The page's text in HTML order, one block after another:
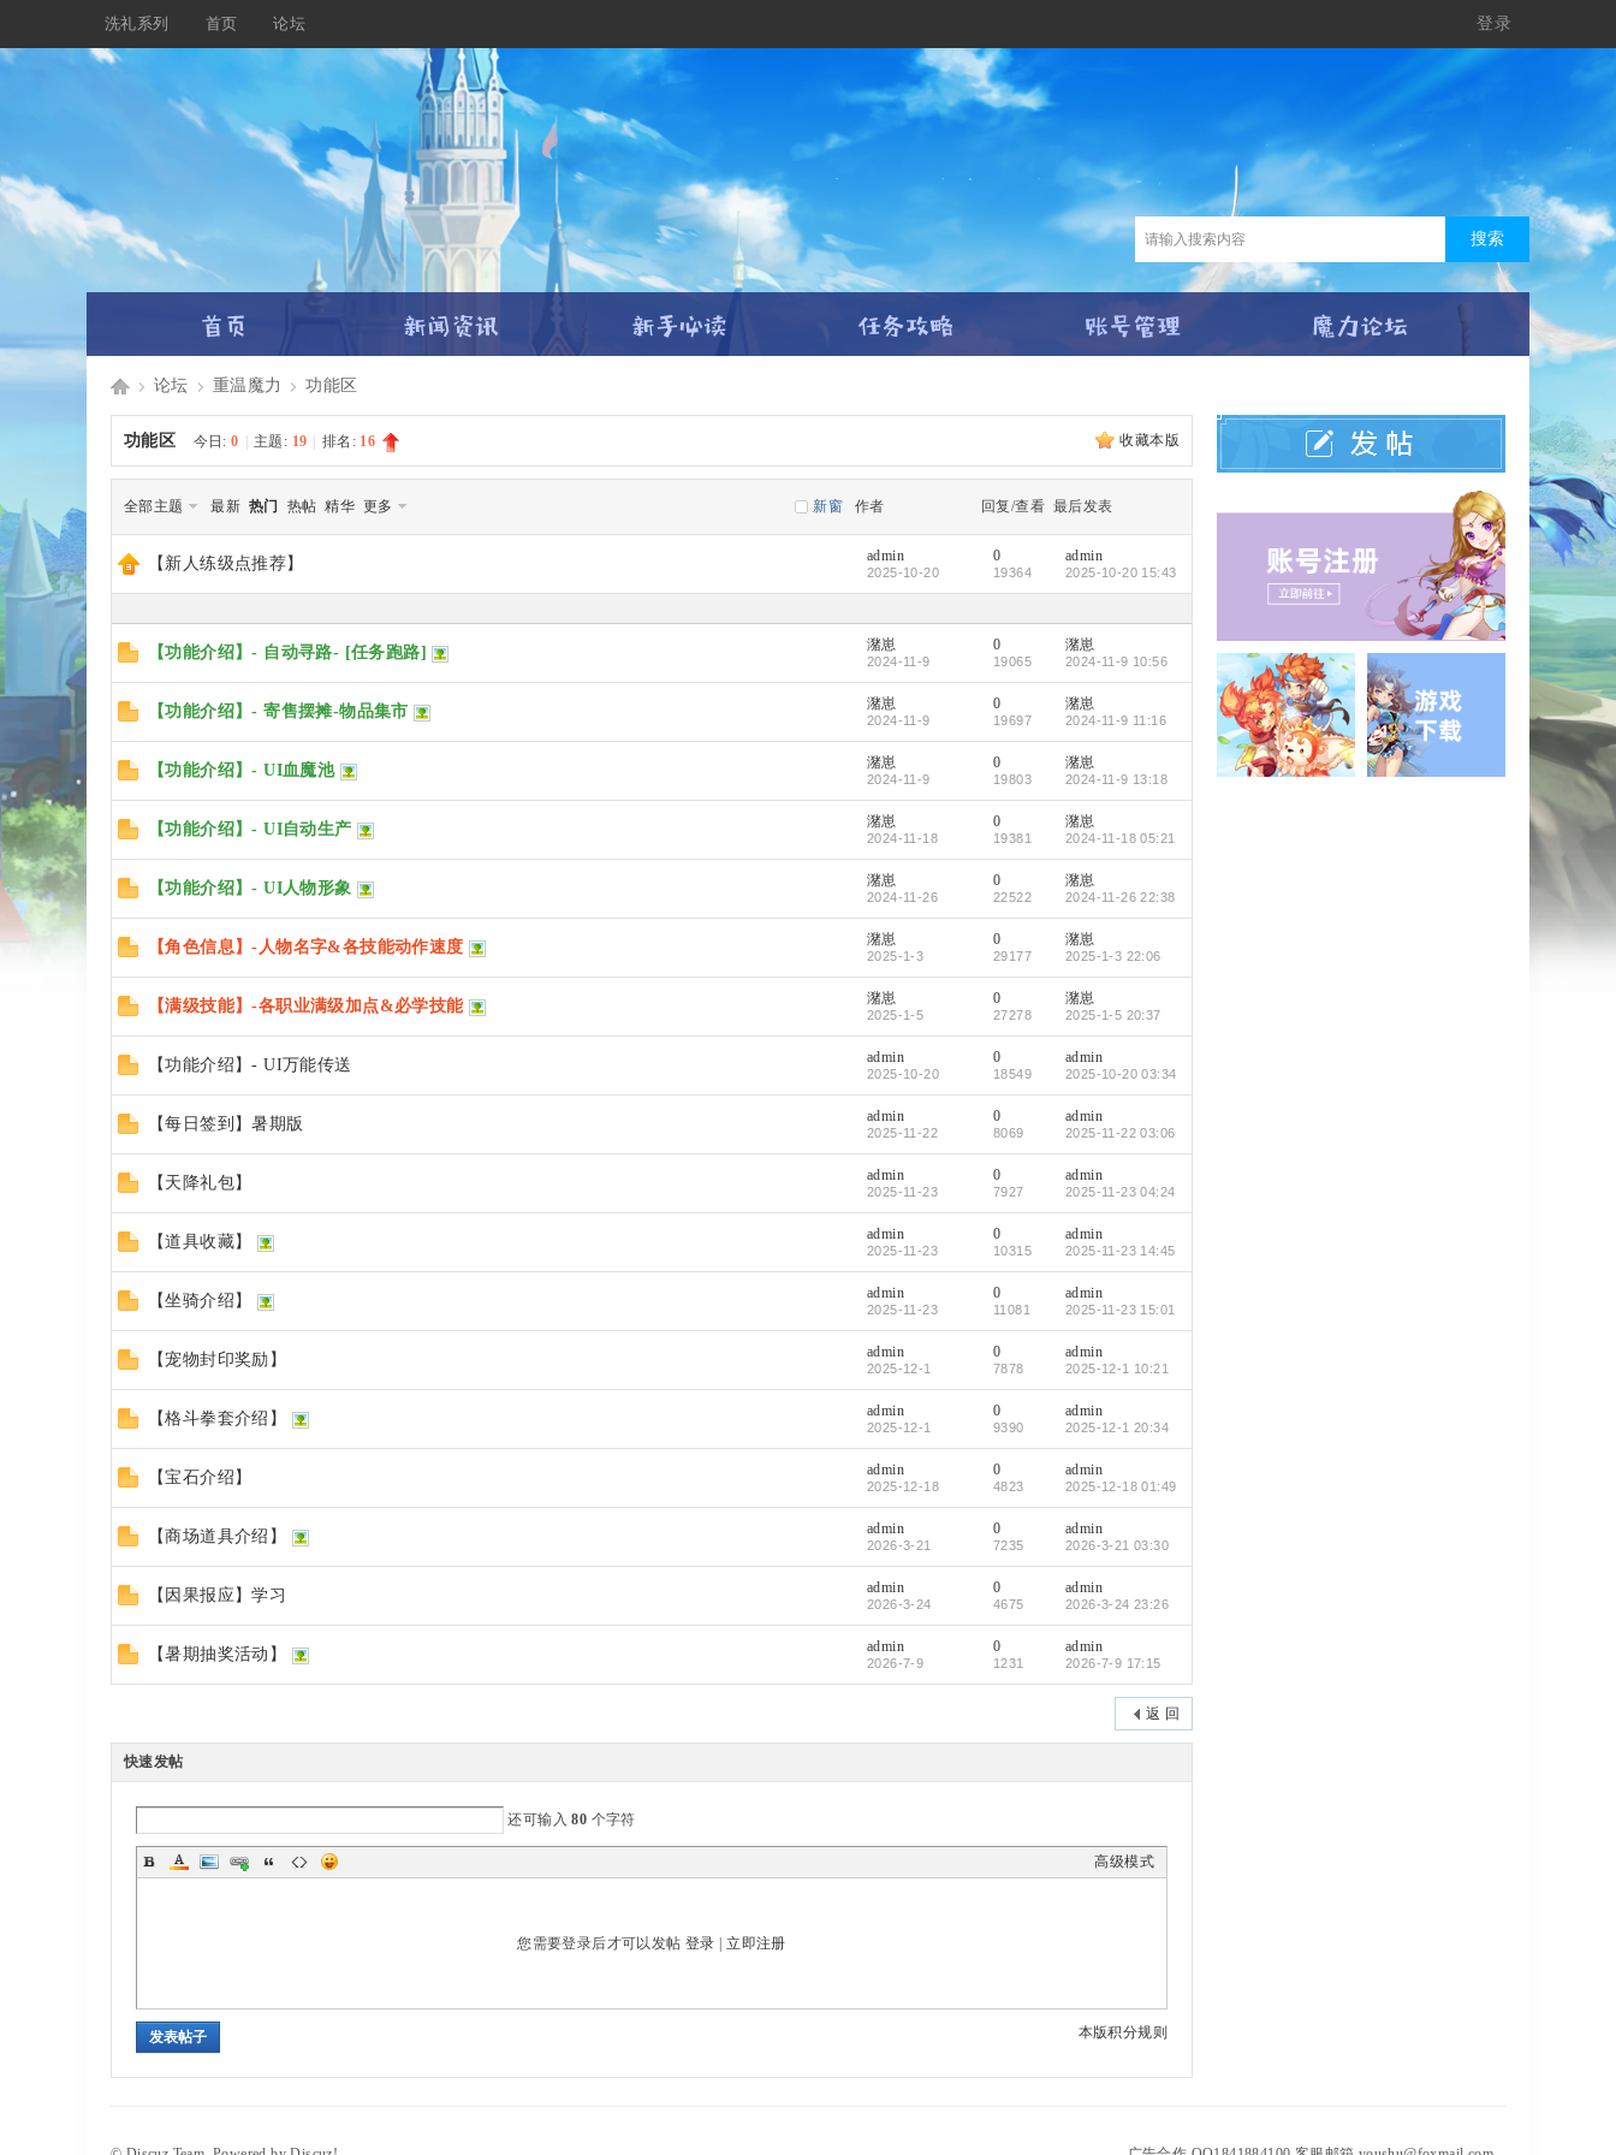
洗礼系列 首页 论坛 登录
搜索
uz
rd
»
论坛 重温魔力 功能区
收藏本版
功能区 今日:0 主题: 19 排名: 16
新窗
全部主题 最新 热门 热帖 精华 更多 作者 回复/查看 最后发表
【新人练级点推荐】 admin
2025-10-20
0
19364
admin
2025-10-20 15:43
【功能介绍】- 自动寻路- [任务跑路] 潴崽
2024-11-9
0
19065
潴崽
2024-11-9 10:56
【功能介绍】- 寄售摆摊-物品集市 潴崽
2024-11-9
0
19697
潴崽
2024-11-9 11:16
【功能介绍】- UI血魔池 潴崽
2024-11-9
0
19803
潴崽
2024-11-9 13:18
【功能介绍】- UI自动生产 潴崽
2024-11-18
0
19381
潴崽
2024-11-18 05:21
【功能介绍】- UI人物形象 潴崽
2024-11-26
0
22522
潴崽
2024-11-26 22:38
【角色信息】-人物名字&各技能动作速度 潴崽
2025-1-3
0
29177
潴崽
2025-1-3 22:06
【满级技能】-各职业满级加点&必学技能 潴崽
2025-1-5
0
27278
潴崽
2025-1-5 20:37
【功能介绍】- UI万能传送 admin
2025-10-20
0
18549
admin
2025-10-20 03:34
【每日签到】暑期版 admin
2025-11-22
0
8069
admin
2025-11-22 03:06
【天降礼包】 admin
2025-11-23
0
7927
admin
2025-11-23 04:24
【道具收藏】 admin
2025-11-23
0
10315
admin
2025-11-23 14:45
【坐骑介绍】 admin
2025-11-23
0
11081
admin
2025-11-23 15:01
【宠物封印奖励】 admin
2025-12-1
0
7878
admin
2025-12-1 10:21
【格斗拳套介绍】 admin
2025-12-1
0
9390
admin
2025-12-1 20:34
【宝石介绍】 admin
2025-12-18
0
4823
admin
2025-12-18 01:49
【商场道具介绍】 admin
2026-3-21
0
7235
admin
2026-3-21 03:30
【因果报应】学习 admin
2026-3-24
0
4675
admin
2026-3-24 23:26
【暑期抽奖活动】 admin
2026-7-9
0
1231
admin
2026-7-9 17:15
返 回
快速发帖
还可输入80 个字符
高级模式
您需要登录后才可以发帖登录 |立即注册
本版积分规则
发表帖子